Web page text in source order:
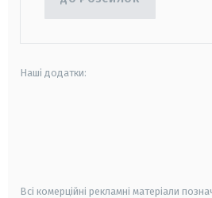
Наші додатки:
Всі комерційні рекламні матеріали